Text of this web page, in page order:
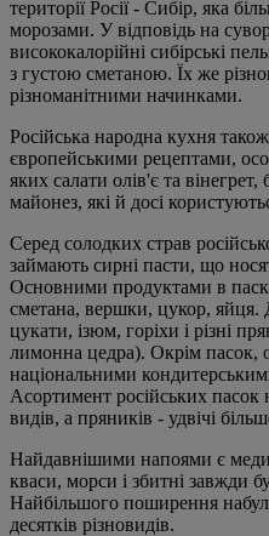
території Росії - Сибір, яка
морозами. У відповідь на
висококалорійні сибірські
з густою сметаною. Їх же
різноманітними начинками.
Російська народна кухня
європейськими рецептами,
яких салати олів'є та
майонез, які й досі
Серед солодких страв
займають сирні пасти, що
Основними продуктами в
сметана, вершки, цукор, яйця.
цукати, ізюм, горіхи і різні
лимонна цедра). Окрім пасок,
національними
Асортимент російських пасок
видів, а пряників - удвічі
Найдавнішими напоями є
кваси, морси і збитні завжди
Найбільшого поширення
десятків різновидів.